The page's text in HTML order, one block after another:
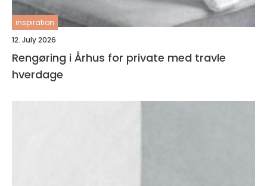
inspiration
12. July 2026
Rengøring i Århus for private med travle
hverdage